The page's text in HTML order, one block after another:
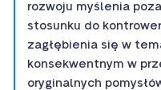
rozwoju myślenia
stosunku do
zagłębienia się w
konsekwentnym w
oryginalnych